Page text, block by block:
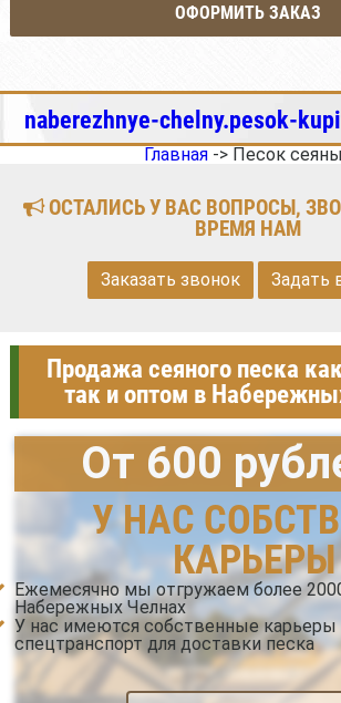
ОФОРМИТЬ ЗАКАЗ
naberezhnye-chelny.pesok-
Главная-> Песок
ОСТАЛИСЬ У ВАС ВОПРОСЫ,
ВРЕМЯ НАМ
Заказать звонок Задать
Продажа сеяного песка
так и оптом в
От 600
У НАС
Ежемесячно мы отгружаем более
Набережных Челнах
У нас имеются собственные карьеры
спецтранспорт для доставки песка